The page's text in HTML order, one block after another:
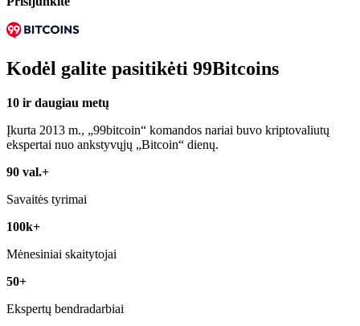
Kodėl galite pasitikėti 99Bitcoins
10 ir daugiau metų
Įkurta 2013 m., „99bitcoin“ komandos nariai buvo kriptovaliutų
ekspertai nuo ankstyvųjų „Bitcoin“ dienų.
90 val.+
Savaitės tyrimai
100k+
Mėnesiniai skaitytojai
50+
Ekspertų bendradarbiai